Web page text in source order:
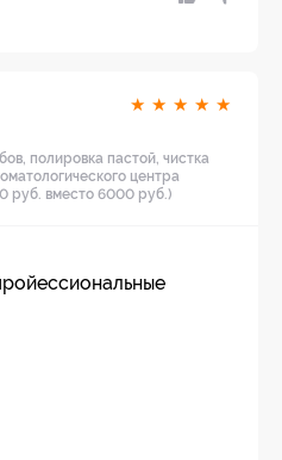
★ ★ ★ ★ ★
полировка пастой, чистка
центра
руб. вместо 6000 руб.)